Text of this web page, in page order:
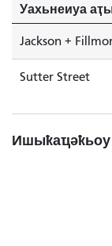
Уахьнеиуа
Jackson +
Sutter Street
Ишыҟаҵәҟьоу